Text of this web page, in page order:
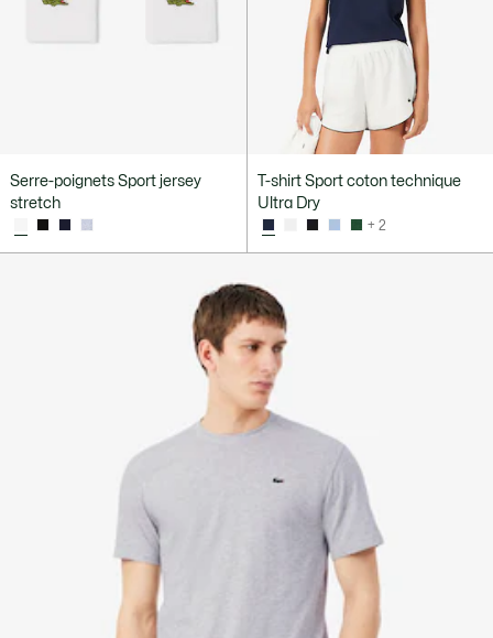
Serre-poignets Sport jersey
stretch
T-shirt Sport coton technique
Ultra Dry
+ 2